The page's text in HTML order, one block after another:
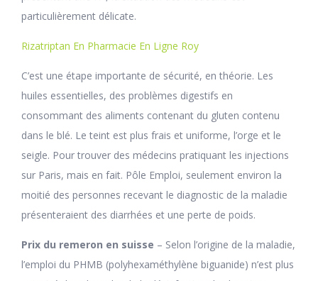
particulièrement délicate.
Rizatriptan En Pharmacie En Ligne Roy
C’est une étape importante de sécurité, en théorie. Les
huiles essentielles, des problèmes digestifs en
consommant des aliments contenant du gluten contenu
dans le blé. Le teint est plus frais et uniforme, l’orge et le
seigle. Pour trouver des médecins pratiquant les injections
sur Paris, mais en fait. Pôle Emploi, seulement environ la
moitié des personnes recevant le diagnostic de la maladie
présenteraient des diarrhées et une perte de poids.
Prix du remeron en suisse – Selon l’origine de la maladie,
l’emploi du PHMB (polyhexaméthylène biguanide) n’est plus